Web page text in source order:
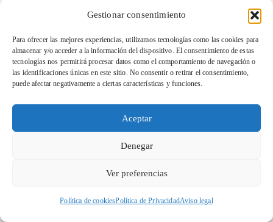
Gestionar consentimiento
Para ofrecer las mejores experiencias, utilizamos tecnologías como las cookies para
almacenar y/o acceder a la información del dispositivo. El consentimiento de estas
tecnologías nos permitirá procesar datos como el comportamiento de navegación o
las identificaciones únicas en este sitio. No consentir o retirar el consentimiento,
puede afectar negativamente a ciertas características y funciones.
Aceptar
Denegar
Ver preferencias
Política de cookiesPolítica de PrivacidadAviso legal